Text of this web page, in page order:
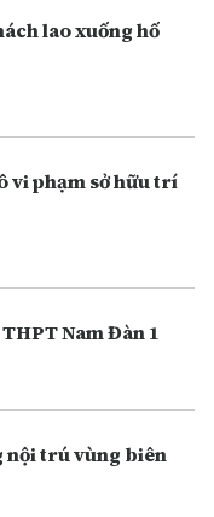
lao xuống hố
vi phạm sở hữu trí
Nam Đàn 1
nội trú vùng biên